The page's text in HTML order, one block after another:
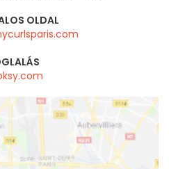
OLDAL